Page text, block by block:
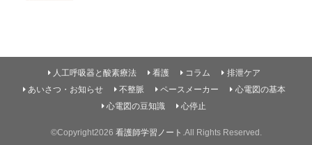
人工呼吸器と酸素療法 看護 コラム
排泄ケア
あいさつ・お知らせ
不整脈 ペースメーカー
心電図の基本
心電図の豆知識
心停止
©Copyright2026 看護師学習ノート .All Rights Reserved.